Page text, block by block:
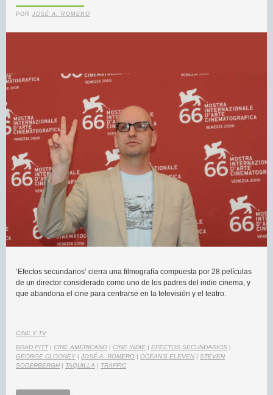
POR JOSÉ A. ROMERO
‘Efectos secundarios’ cierra una filmografía compuesta por 28 películas
de un director considerado como uno de los padres del indie cinema, y
que abandona el cine para centrarse en la televisión y el teatro.
CINE Y TV
BRAD PITT| CINE AMERICANO | CINE INDIE | EFECTOS SECUNDARIOS |
GEORGE CLOONEY | JOSÉ A. ROMERO | OCEAN'S ELEVEN | STEVEN
SODERBERGH | TAQUILLA | TRAFFIC